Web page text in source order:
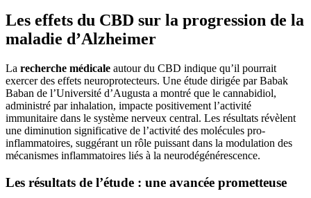
Les effets du CBD sur la progression de la
maladie d’Alzheimer
La recherche médicale autour du CBD indique qu’il pourrait
exercer des effets neuroprotecteurs. Une étude dirigée par Babak
Baban de l’Université d’Augusta a montré que le cannabidiol,
administré par inhalation, impacte positivement l’activité
immunitaire dans le système nerveux central. Les résultats révèlent
une diminution significative de l’activité des molécules pro-
inflammatoires, suggérant un rôle puissant dans la modulation des
mécanismes inflammatoires liés à la neurodégénérescence.
Les résultats de l’étude : une avancée prometteuse